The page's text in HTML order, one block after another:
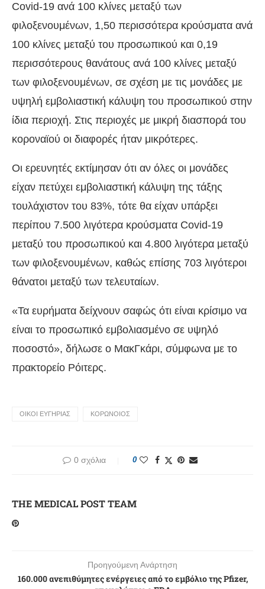
Covid-19 ανά 100 κλίνες μεταξύ των
φιλοξενουμένων, 1,50 περισσότερα κρούσματα ανά
100 κλίνες μεταξύ του προσωπικού και 0,19
περισσότερους θανάτους ανά 100 κλίνες μεταξύ
των φιλοξενουμένων, σε σχέση με τις μονάδες με
υψηλή εμβολιαστική κάλυψη του προσωπικού στην
ίδια περιοχή. Στις περιοχές με μικρή διασπορά του
κοροναϊού οι διαφορές ήταν μικρότερες.
Οι ερευνητές εκτίμησαν ότι αν όλες οι μονάδες
είχαν πετύχει εμβολιαστική κάλυψη της τάξης
τουλάχιστον του 83%, τότε θα είχαν υπάρξει
περίπου 7.500 λιγότερα κρούσματα Covid-19
μεταξύ του προσωπικού και 4.800 λιγότερα μεταξύ
των φιλοξενουμένων, καθώς επίσης 703 λιγότεροι
θάνατοι μεταξύ των τελευταίων.
«Τα ευρήματα δείχνουν σαφώς ότι είναι κρίσιμο να
είναι το προσωπικό εμβολιασμένο σε υψηλό
ποσοστό», δήλωσε ο ΜακΓκάρι, σύμφωνα με το
πρακτορείο Ρόιτερς.
OIKOI EYΓΗΡΙΑΣ ΚΟΡΩΝΟΙΟΣ
0 σχόλια 0
THE MEDICAL POST TEAM
Προηγούμενη Ανάρτηση
160.000 ανεπιθύμητες ενέργειες από το εμβόλιο της Pfizer,